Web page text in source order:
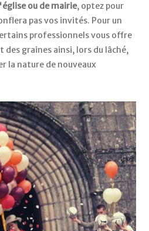
ou de mairie, optez pour
pas vos invités. Pour un
professionnels vous offre
des graines ainsi, lors du lâché,
la nature de nouveaux